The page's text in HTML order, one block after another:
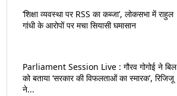
‘शिक्षा व्यवस्था पर RSS का कब्जा’, लोकसभा में राहुल
गांधी के आरोपों पर मचा सियासी घमासान
Parliament Session Live : गौरव गोगोई ने बिल
को बताया ‘सरकार की विफलताओं का स्मारक’, रिजिजू
ने...